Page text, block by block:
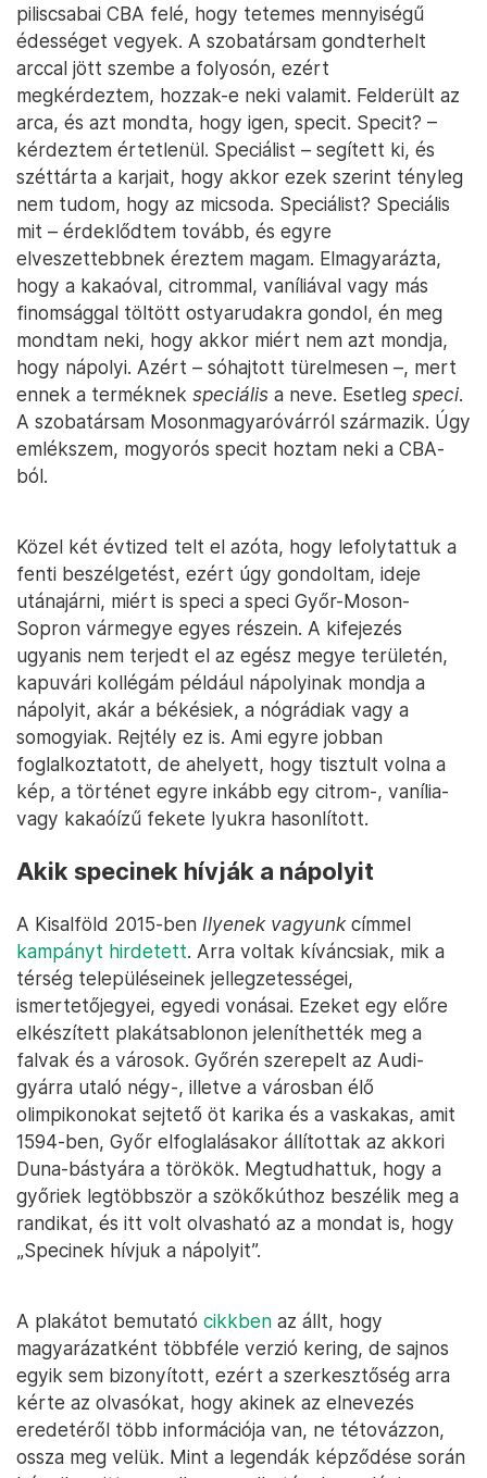
piliscsabai CBA felé, hogy tetemes mennyiségű
édességet vegyek. A szobatársam gondterhelt
arccal jött szembe a folyosón, ezért
megkérdeztem, hozzak-e neki valamit. Felderült az
arca, és azt mondta, hogy igen, specit. Specit? –
kérdeztem értetlenül. Speciálist – segített ki, és
széttárta a karjait, hogy akkor ezek szerint tényleg
nem tudom, hogy az micsoda. Speciálist? Speciális
mit – érdeklődtem tovább, és egyre
elveszettebbnek éreztem magam. Elmagyarázta,
hogy a kakaóval, citrommal, vaníliával vagy más
finomsággal töltött ostyarudakra gondol, én meg
mondtam neki, hogy akkor miért nem azt mondja,
hogy nápolyi. Azért – sóhajtott türelmesen –, mert
ennek a terméknek speciális a neve. Esetleg speci.
A szobatársam Mosonmagyaróvárról származik. Úgy
emlékszem, mogyorós specit hoztam neki a CBA-
ból.
Közel két évtized telt el azóta, hogy lefolytattuk a
fenti beszélgetést, ezért úgy gondoltam, ideje
utánajárni, miért is speci a speci Győr-Moson-
Sopron vármegye egyes részein. A kifejezés
ugyanis nem terjedt el az egész megye területén,
kapuvári kollégám például nápolyinak mondja a
nápolyit, akár a békésiek, a nógrádiak vagy a
somogyiak. Rejtély ez is. Ami egyre jobban
foglalkoztatott, de ahelyett, hogy tisztult volna a
kép, a történet egyre inkább egy citrom-, vanília-
vagy kakaóízű fekete lyukra hasonlított.
Akik specinek hívják a nápolyit
A Kisalföld 2015-ben Ilyenek vagyunkcímmel
kampányt hirdetett. Arra voltak kíváncsiak, mik a
térség településeinek jellegzetességei,
ismertetőjegyei, egyedi vonásai. Ezeket egy előre
elkészített plakátsablonon jeleníthették meg a
falvak és a városok. Győrén szerepelt az Audi-
gyárra utaló négy-, illetve a városban élő
olimpikonokat sejtető öt karika és a vaskakas, amit
1594-ben, Győr elfoglalásakor állítottak az akkori
Duna-bástyára a törökök. Megtudhattuk, hogy a
győriek legtöbbször a szökőkúthoz beszélik meg a
randikat, és itt volt olvasható az a mondat is, hogy
„Specinek hívjuk a nápolyit”.
A plakátot bemutató cikkben az állt, hogy
magyarázatként többféle verzió kering, de sajnos
egyik sem bizonyított, ezért a szerkesztőség arra
kérte az olvasókat, hogy akinek az elnevezés
eredetéről több információja van, ne tétovázzon,
ossza meg velük. Mint a legendák képződése során